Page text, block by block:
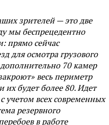
зрителей — это две
мы беспрецедентно
прямо сейчас
для осмотра грузового
70 камер
весь периметр
их будет более 80. Идет
учетом всех современных
резервного
в работе